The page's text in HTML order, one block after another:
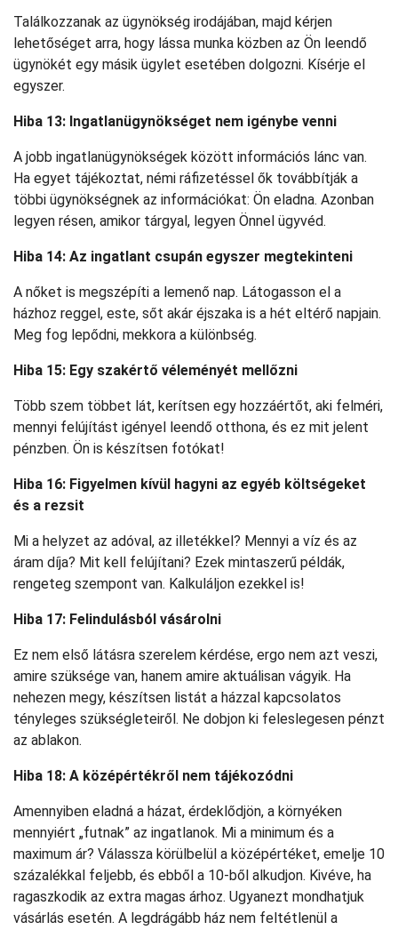
Találkozzanak az ügynökség irodájában, majd kérjen
lehetőséget arra, hogy lássa munka közben az Ön leendő
ügynökét egy másik ügylet esetében dolgozni. Kísérje el
egyszer.
Hiba 13: Ingatlanügynökséget nem igénybe venni
A jobb ingatlanügynökségek között információs lánc van.
Ha egyet tájékoztat, némi ráfizetéssel ők továbbítják a
többi ügynökségnek az információkat: Ön eladna. Azonban
legyen résen, amikor tárgyal, legyen Önnel ügyvéd.
Hiba 14: Az ingatlant csupán egyszer megtekinteni
A nőket is megszépíti a lemenő nap. Látogasson el a
házhoz reggel, este, sőt akár éjszaka is a hét eltérő napjain.
Meg fog lepődni, mekkora a különbség.
Hiba 15: Egy szakértő véleményét mellőzni
Több szem többet lát, kerítsen egy hozzáértőt, aki felméri,
mennyi felújítást igényel leendő otthona, és ez mit jelent
pénzben. Ön is készítsen fotókat!
Hiba 16: Figyelmen kívül hagyni az egyéb költségeket
és a rezsit
Mi a helyzet az adóval, az illetékkel? Mennyi a víz és az
áram díja? Mit kell felújítani? Ezek mintaszerű példák,
rengeteg szempont van. Kalkuláljon ezekkel is!
Hiba 17: Felindulásból vásárolni
Ez nem első látásra szerelem kérdése, ergo nem azt veszi,
amire szüksége van, hanem amire aktuálisan vágyik. Ha
nehezen megy, készítsen listát a házzal kapcsolatos
tényleges szükségleteiről. Ne dobjon ki feleslegesen pénzt
az ablakon.
Hiba 18: A középértékről nem tájékozódni
Amennyiben eladná a házat, érdeklődjön, a környéken
mennyiért „futnak” az ingatlanok. Mi a minimum és a
maximum ár? Válassza körülbelül a középértéket, emelje 10
százalékkal feljebb, és ebből a 10-ből alkudjon. Kivéve, ha
ragaszkodik az extra magas árhoz. Ugyanezt mondhatjuk
vásárlás esetén. A legdrágább ház nem feltétlenül a